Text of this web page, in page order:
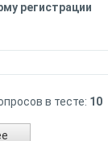
регистрации
в тесте: 10